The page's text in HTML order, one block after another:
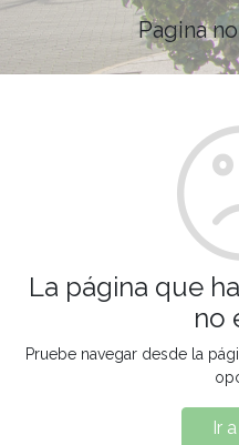
Pagina
La página que
no
Pruebe navegar desde la
Ir